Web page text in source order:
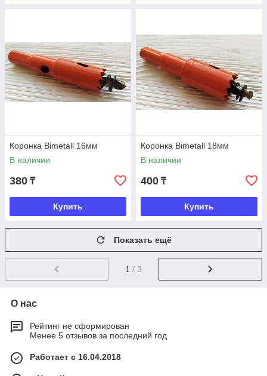
Коронка Bimetall 16мм
В наличии
380 ₸
Купить
Коронка Bimetall 18мм
В наличии
400 ₸
Купить
Показать ещё
1 / 3
О нас
Рейтинг не сформирован
Менее 5 отзывов за последний год
Работает с 16.04.2018